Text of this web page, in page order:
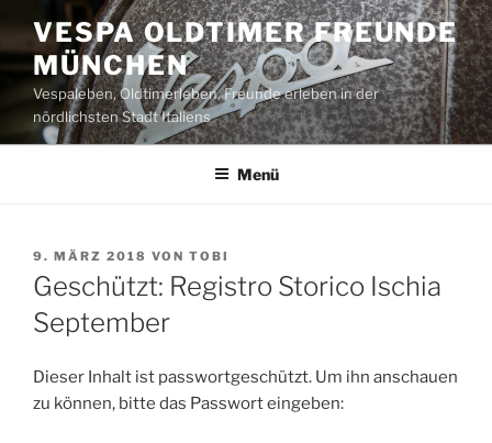
Inhalt
springen
VESPA OLDTIMER FREUNDE
MÜNCHEN
Vespaleben, Oldtimerleben, Freunde erleben in der
nördlichsten Stadt Italiens
Menü
VERÖFFENTLICHT
AM
9. MÄRZ 2018 VON TOBI
Geschützt: Registro Storico Ischia
September
Dieser Inhalt ist passwortgeschützt. Um ihn anschauen
zu können, bitte das Passwort eingeben: